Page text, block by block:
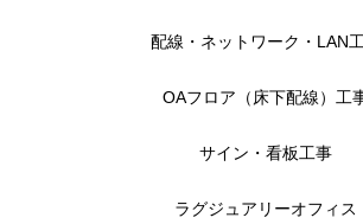
配線・ネットワーク・LAN
OAフロア（床下配線）工
サイン・看板工事
ラグジュアリーオフィス